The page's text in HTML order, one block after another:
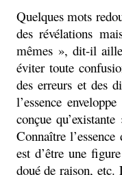
Quelques mots
des révélations
mêmes », dit-il
éviter toute
des erreurs et des
l’essence
conçue
Connaître
est d’être une
doué de raison, etc.